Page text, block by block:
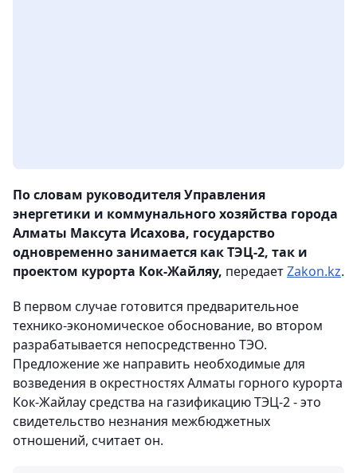
По словам руководителя Управления
энергетики и коммунального хозяйства города
Алматы Максута Исахова, государство
одновременно занимается как ТЭЦ-2, так и
проектом курорта Кок-Жайляу, передаетZakon.kz.
В первом случае готовится предварительное
технико-экономическое обоснование, во втором
разрабатывается непосредственно ТЭО.
Предложение же направить необходимые для
возведения в окрестностях Алматы горного курорта
Кок-Жайлау средства на газификацию ТЭЦ-2 - это
свидетельство незнания межбюджетных
отношений, считает он.